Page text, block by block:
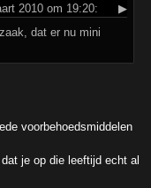
2010 om 19:20:
▶
dat er nu mini
voorbehoedsmiddelen
je op die leeftijd echt al